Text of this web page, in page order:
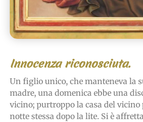
Innocenza riconosciuta.
Un figlio unico, che manteneva la
madre, una domenica ebbe una
vicino; purtroppo la casa del vicino
notte stessa dopo la lite. Si è